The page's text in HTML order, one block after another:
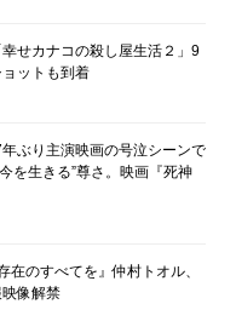
せカナコの殺し屋生活２」9
ットも到着
ぶり主演映画の号泣シーンで
を生きる”尊さ。映画『死神
のすべてを』仲村トオル、
像解禁